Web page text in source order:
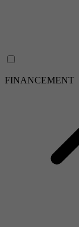
FINANCEMENT